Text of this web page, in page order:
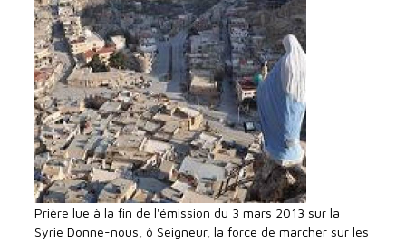
Prière lue à la fin de l'émission du 3 mars 2013 sur la
Syrie Donne-nous, ô Seigneur, la force de marcher sur les